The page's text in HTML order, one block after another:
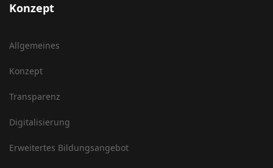
Konzept
Allgemeines
Konzept
Transparenz
Digitalisierung
Erweitertes Bildungsangebot